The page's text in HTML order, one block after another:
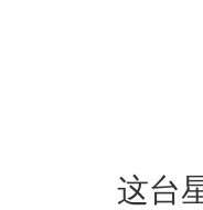
这台星